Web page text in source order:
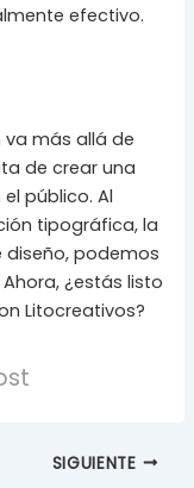
efectivo.
más allá de
de crear una
público. Al
tipográfica, la
diseño, podemos
¿estás listo
Litocreativos?
SIGUIENTE